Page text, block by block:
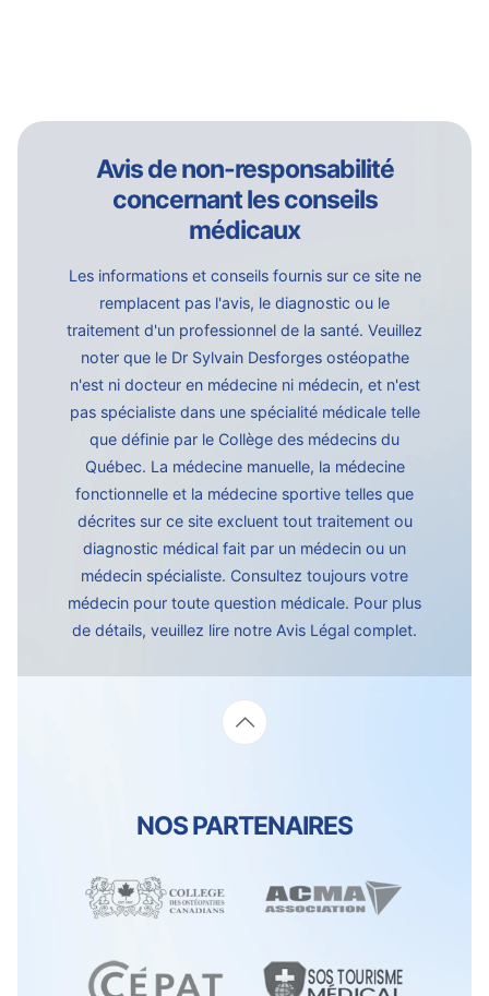
Avis de non-responsabilité
concernant les conseils
médicaux
Les informations et conseils fournis sur ce site ne
remplacent pas l'avis, le diagnostic ou le
traitement d'un professionnel de la santé. Veuillez
noter que le Dr Sylvain Desforges ostéopathe
n'est ni docteur en médecine ni médecin, et n'est
pas spécialiste dans une spécialité médicale telle
que définie par le Collège des médecins du
Québec. La médecine manuelle, la médecine
fonctionnelle et la médecine sportive telles que
décrites sur ce site excluent tout traitement ou
diagnostic médical fait par un médecin ou un
médecin spécialiste. Consultez toujours votre
médecin pour toute question médicale. Pour plus
de détails, veuillez lire notre Avis Légal complet.
NOS PARTENAIRES